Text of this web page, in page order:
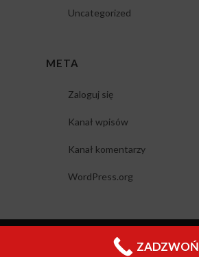
Uncategorized
META
Zaloguj się
Kanał wpisów
Kanał komentarzy
WordPress.org
ZADZWOŃ